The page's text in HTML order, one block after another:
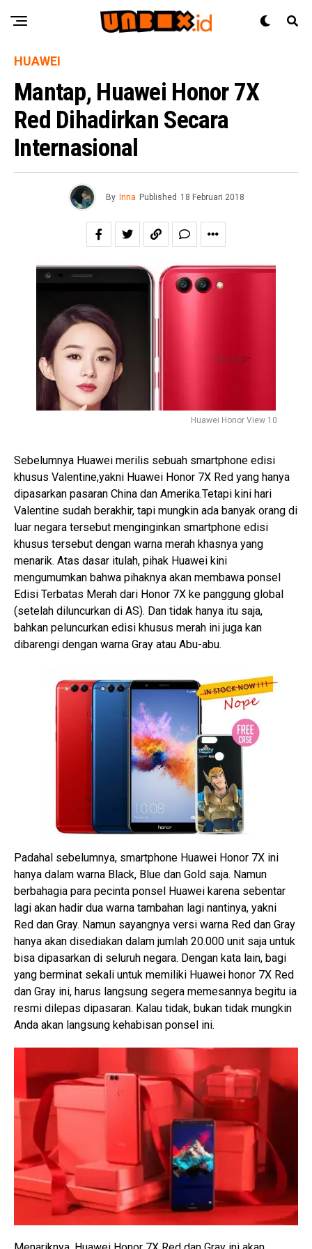
HUAWEI
Mantap, Huawei Honor 7X
Red Dihadirkan Secara
Internasional
By Inna Published 18 Februari 2018
Huawei Honor View 10
Sebelumnya Huawei merilis sebuah smartphone edisi
khusus Valentine,yakni Huawei Honor 7X Red yang hanya
dipasarkan pasaran China dan Amerika.Tetapi kini hari
Valentine sudah berakhir, tapi mungkin ada banyak orang di
luar negara tersebut menginginkan smartphone edisi
khusus tersebut dengan warna merah khasnya yang
menarik. Atas dasar itulah, pihak Huawei kini
mengumumkan bahwa pihaknya akan membawa ponsel
Edisi Terbatas Merah dari Honor 7X ke panggung global
(setelah diluncurkan di AS). Dan tidak hanya itu saja,
bahkan peluncurkan edisi khusus merah ini juga kan
dibarengi dengan warna Gray atau Abu-abu.
Padahal sebelumnya, smartphone Huawei Honor 7X ini
hanya dalam warna Black, Blue dan Gold saja. Namun
berbahagia para pecinta ponsel Huawei karena sebentar
lagi akan hadir dua warna tambahan lagi nantinya, yakni
Red dan Gray. Namun sayangnya versi warna Red dan Gray
hanya akan disediakan dalam jumlah 20.000 unit saja untuk
bisa dipasarkan di seluruh negara. Dengan kata lain, bagi
yang berminat sekali untuk memiliki Huawei honor 7X Red
dan Gray ini, harus langsung segera memesannya begitu ia
resmi dilepas dipasaran. Kalau tidak, bukan tidak mungkin
Anda akan langsung kehabisan ponsel ini.